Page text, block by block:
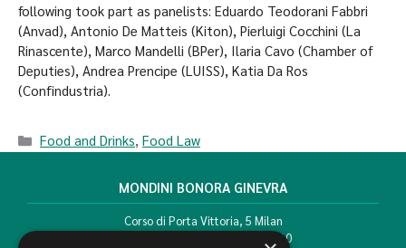
following took part as panelists: Eduardo Teodorani Fabbri
(Anvad), Antonio De Matteis (Kiton), Pierluigi Cocchini (La
Rinascente), Marco Mandelli (BPer), Ilaria Cavo (Chamber of
Deputies), Andrea Prencipe (LUISS), Katia Da Ros
(Confindustria).
Food and Drinks, Food Law
MONDINI BONORA GINEVRA
Corso di Porta Vittoria, 5 Milan
T. +39 02 777351 F. +39 02 784510